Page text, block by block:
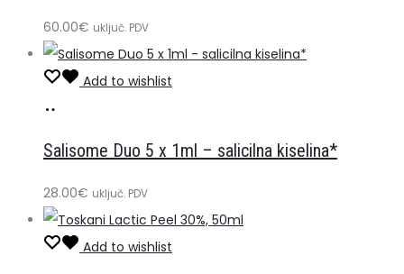
60.00€ uključ. PDV
Add to wishlist
košaricu
Salisome Duo 5 x 1ml – salicilna kiselina*
28.00€ uključ. PDV
Add to wishlist